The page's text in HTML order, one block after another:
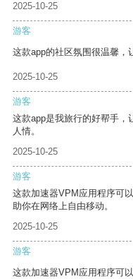
2025-10-25
游客
这款app的社区氛围很温馨，
2025-10-25
游客
这款app是我旅行的好帮手，
人情。
2025-10-25
游客
这款加速器VPM应用程序可
助你在网络上自由移动。
2025-10-25
游客
这款加速器VPM应用程序可